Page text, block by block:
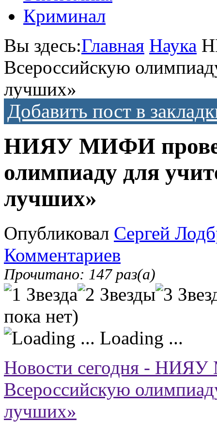
Криминал
Вы здесь:Главная Наука
Всероссийскую
лучших»
Добавить пост в
НИЯУ МИФИ
олимпиаду для
лучших»
Опубликовал Сергей
Комментариев
Прочитано: 147 раз(а)
пока нет)
Loading ...
Новости сегодня -
Всероссийскую
лучших»